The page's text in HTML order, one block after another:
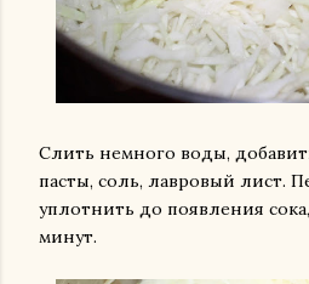
Слить немного воды,
пасты, соль, лавровый лист.
уплотнить до появления
минут.